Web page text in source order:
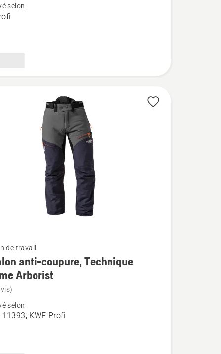
selon
de travail
anti-coupure, Technique
Arborist
selon
11393, KWF Profi